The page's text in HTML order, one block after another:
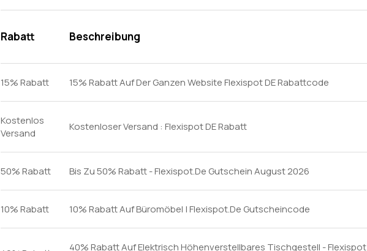
Rabatt Beschreibung
15% Rabatt 15% Rabatt Auf Der Ganzen Website Flexispot DE Rabattcode
Kostenlos
Versand
Kostenloser Versand : Flexispot DE Rabatt
50% Rabatt Bis Zu 50% Rabatt - Flexispot.De Gutschein August 2026
10% Rabatt 10% Rabatt Auf Büromöbel | Flexispot.De Gutscheincode
40% Rabatt Auf Elektrisch Höhenverstellbares Tischgestell - Flexispot